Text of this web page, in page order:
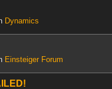
Dynamics
Einsteiger Forum